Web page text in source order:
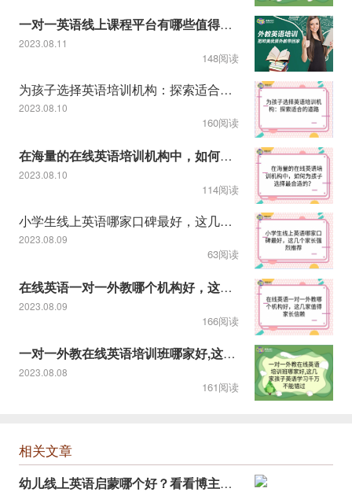
一对一英语线上课程平台有哪些值得推荐
2023.08.11
148阅读
为孩子选择英语培训机构：探索适合的道路
2023.08.10
160阅读
在海量的在线英语培训机构中，如何为孩子选择最合适的？
2023.08.10
114阅读
小学生线上英语哪家口碑最好，这几个家长强烈推荐
2023.08.09
63阅读
在线英语一对一外教哪个机构好，这几家值得家长信赖
2023.08.09
166阅读
一对一外教在线英语培训班哪家好,这几家孩子英语学习千万不能错
2023.08.08
161阅读
相关文章
幼儿线上英语启蒙哪个好？看看博主推荐的！